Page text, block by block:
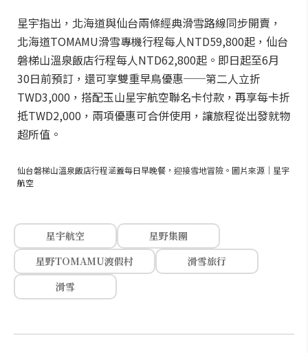
星宇指出，北海道與仙台兩條經典滑雪路線同步開賣，
北海道TOMAMU滑雪專機行程每人NTD59,800起，仙台
磐梯山溫泉飯店行程每人NTD62,800起。即日起至6月
30日前預訂，還可享雙重早鳥優惠──第二人立折
TWD3,000，搭配玉山星宇航空聯名卡付款，再享每卡折
抵TWD2,000，兩項優惠可合併使用，讓旅程從出發就物
超所值。
仙台磐梯山溫泉飯店行程涵蓋每日早晚餐，迎接雪地冒險。圖片來源｜星宇
航空
星宇航空
星野集團
星野TOMAMU渡假村
滑雪旅行
滑雪